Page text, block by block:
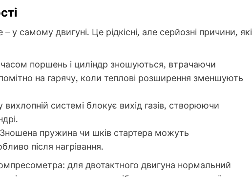
у самому двигуні. Це рідкісні, але серйозні причини, які
поршень і циліндр зношуються, втрачаючи
на гарячу, коли теплові розширення зменшують
вихлопній системі блокує вихід газів, створюючи
Зношена пружина чи шків стартера можуть
після нагрівання.
для двотактного двигуна нормальний